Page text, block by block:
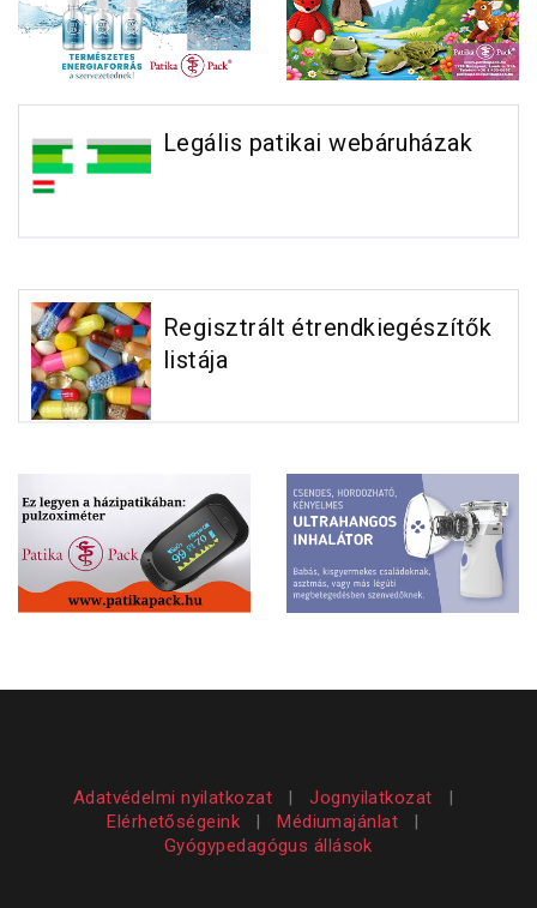
Legális patikai webáruházak
Regisztrált étrendkiegészítők
listája
Adatvédelmi nyilatkozat |Jognyilatkozat |
Elérhetőségeink |Médiumajánlat |
Gyógypedagógus állások